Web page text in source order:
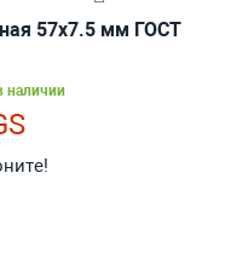
57х7.5 мм ГОСТ
наличии